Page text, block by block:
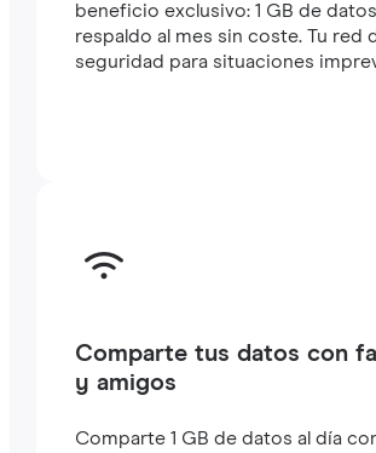
beneficio exclusivo: 1 GB de
respaldo al mes sin coste. Tu red
seguridad para situaciones
Comparte tus datos con
y amigos
Comparte 1 GB de datos al día